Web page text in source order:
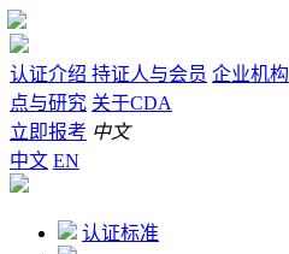
认证介绍 持证人与会员 企业机构
点与研究 关于CDA
立即报考 中文
中文 EN
认证标准